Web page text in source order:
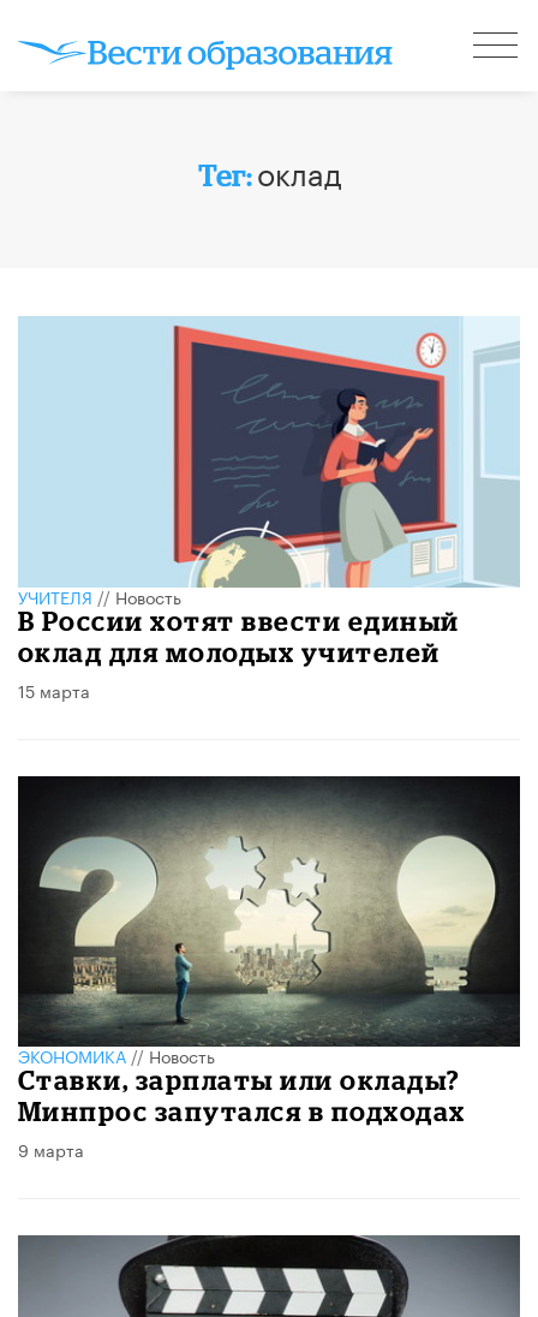
Тег:оклад
УЧИТЕЛЯ//Новость
В России хотят ввести единый
оклад для молодых учителей
15 марта
ЭКОНОМИКА//Новость
Ставки, зарплаты или оклады?
Минпрос запутался в подходах
9 марта